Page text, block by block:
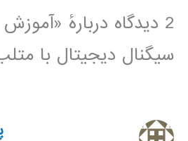
2 دیدگاه دربارهٔ
سیگنال دیجیتال با